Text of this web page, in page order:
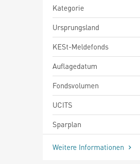
Kategorie
Ursprungsland
KESt-Meldefonds
Auflagedatum
Fondsvolumen
UCITS
Sparplan
Weitere Informationen